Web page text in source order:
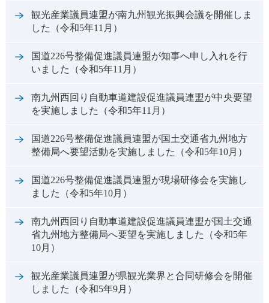
観光産業議員連盟が南九州観光振興会議を開催しま
した（令和5年11月）
国道226号整備促進議員連盟が知事へ申し入れを行
いました（令和5年11月）
南九州西回り自動車道建設促進議員連盟が中央要望
を実施しました（令和5年11月）
国道226号整備促進議員連盟が国土交通省九州地方
整備局へ要望活動を実施しました（令和5年10月）
国道226号整備促進議員連盟が現場研修会を実施し
ました（令和5年10月）
南九州西回り自動車道建設促進議員連盟が国土交通
省九州地方整備局へ要望を実施しました（令和5年
10月）
観光産業議員連盟が県観光業界と合同研修会を開催
しました（令和5年9月）